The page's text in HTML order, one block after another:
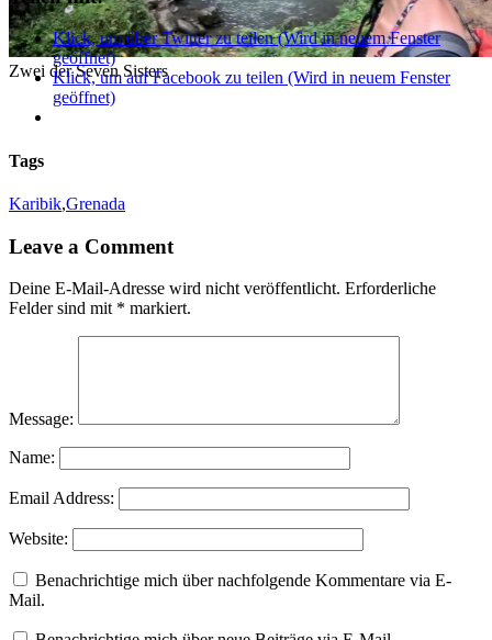
Zwei der Seven Sisters
Klick, um über Twitter zu teilen (Wird in neuem Fenster
geöffnet)
Klick, um auf Facebook zu teilen (Wird in neuem Fenster
geöffnet)
Tags
Karibik,Grenada
Leave a Comment
Deine E-Mail-Adresse wird nicht veröffentlicht. Erforderliche
Felder sind mit * markiert.
Message:
Name:
Email Address:
Website:
Benachrichtige mich über nachfolgende Kommentare via E-
Mail.